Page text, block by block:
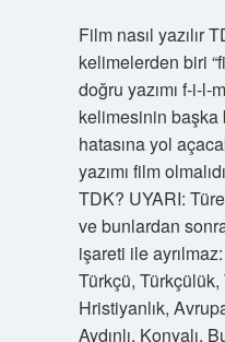
Film nasıl yazılır
kelimelerden biri
doğru yazımı f-i-
kelimesinin başka
hatasına yol
yazımı film
TDK? UYARI:
ve bunlardan
işareti ile
Türkçü,
Hristiyanlık,
Aydınlı, Konyalı,